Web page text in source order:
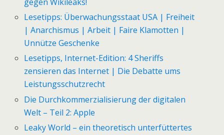
Lesetipps: Überwachungsstaat USA | Freiheit
| Anarchismus | Arbeit | Faire Klamotten |
Unnütze Geschenke
Lesetipps, Internet-Edition: 4 Sheriffs
zensieren das Internet | Die Debatte ums
Leistungsschutzrecht
Die Durchkommerzialisierung der digitalen
Welt – Teil 2: Apple
Leaky World – ein theoretisch unterfüttertes